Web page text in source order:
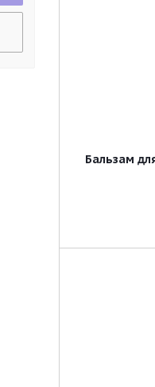
Бальзам